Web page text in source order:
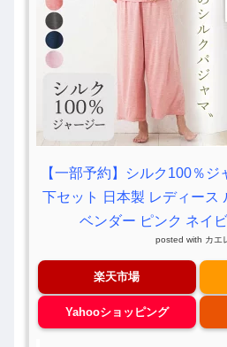
【一部予約】シルク100％
下セット 日本製 レディース
ベンダー ピンク ネイ
posted with カエ
楽天市場
Yahooショッピング